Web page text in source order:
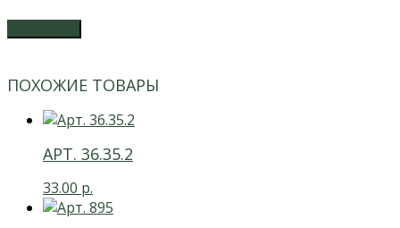
ПОХОЖИЕ ТОВАРЫ
АРТ. 36.35.2
33.00 р.